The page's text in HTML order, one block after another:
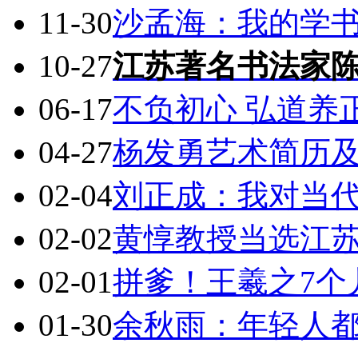
11-30沙孟海：我的学
10-27江苏著名书法家
06-17不负初心 弘道
04-27杨发勇艺术简历
02-04刘正成：我对当
02-02黄惇教授当选江
02-01拼爹！王羲之7
01-30余秋雨：年轻人